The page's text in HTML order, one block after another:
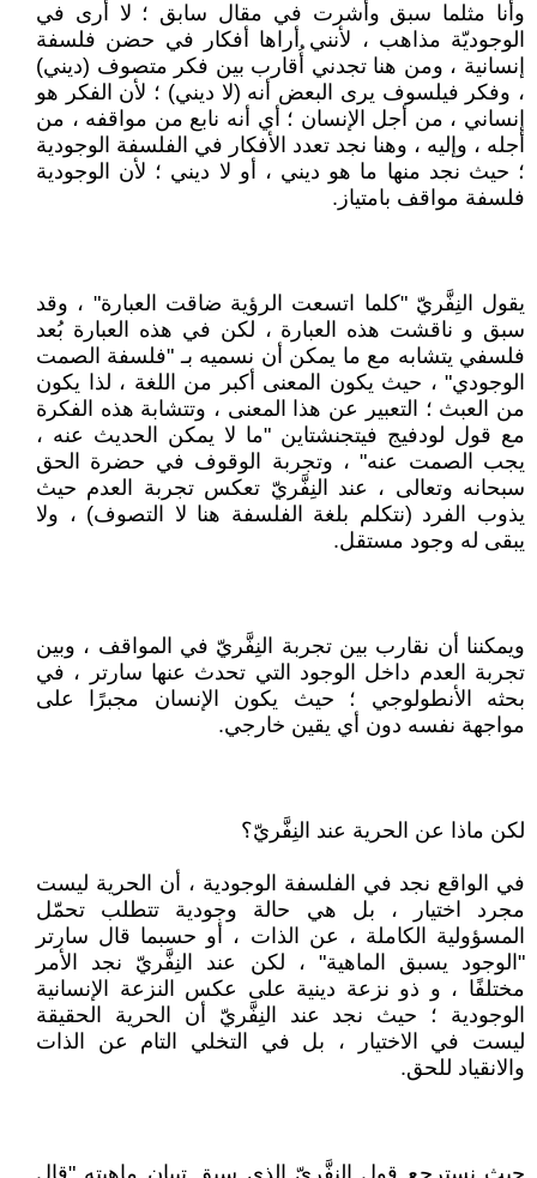
وأنا مثلما سبق وأشرت في مقال سابق ؛ لا أرى في
الوجوديّة مذاهب ، لأنني أراها أفكار في حضن فلسفة
إنسانية ، ومن هنا تجدني أُقارب بين فكر متصوف (ديني)
، وفكر فيلسوف يرى البعض أنه (لا ديني) ؛ لأن الفكر هو
إنساني ، من أجل الإنسان ؛ أي أنه نابع من مواقفه ، من
أجله ، وإليه ، وهنا نجد تعدد الأفكار في الفلسفة الوجودية
؛ حيث نجد منها ما هو ديني ، أو لا ديني ؛ لأن الوجودية
فلسفة مواقف بامتياز.
يقول النِفَّريّ "كلما اتسعت الرؤية ضاقت العبارة" ، وقد
سبق و ناقشت هذه العبارة ، لكن في هذه العبارة بُعد
فلسفي يتشابه مع ما يمكن أن نسميه بـ "فلسفة الصمت
الوجودي" ، حيث يكون المعنى أكبر من اللغة ، لذا يكون
من العبث ؛ التعبير عن هذا المعنى ، وتتشابة هذه الفكرة
مع قول لودفيج فيتجنشتاين "ما لا يمكن الحديث عنه ،
يجب الصمت عنه" ، وتجربة الوقوف في حضرة الحق
سبحانه وتعالى ، عند النِفَّريّ تعكس تجربة العدم حيث
يذوب الفرد (نتكلم بلغة الفلسفة هنا لا التصوف) ، ولا
يبقى له وجود مستقل.
ويمكننا أن نقارب بين تجربة النِفَّريّ في المواقف ، وبين
تجربة العدم داخل الوجود التي تحدث عنها سارتر ، في
بحثه الأنطولوجي ؛ حيث يكون الإنسان مجبرًا على
مواجهة نفسه دون أي يقين خارجي.
لكن ماذا عن الحرية عند النِفَّريّ؟
في الواقع نجد في الفلسفة الوجودية ، أن الحرية ليست
مجرد اختيار ، بل هي حالة وجودية تتطلب تحمّل
المسؤولية الكاملة ، عن الذات ، أو حسبما قال سارتر
"الوجود يسبق الماهية" ، لكن عند النِفَّريّ نجد الأمر
مختلفًا ، و ذو نزعة دينية على عكس النزعة الإنسانية
الوجودية ؛ حيث نجد عند النِفَّريّ أن الحرية الحقيقة
ليست في الاختيار ، بل في التخلي التام عن الذات
والانقياد للحق.